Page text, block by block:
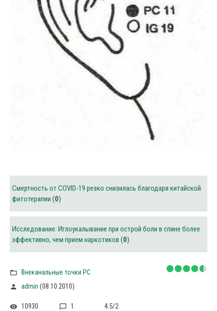
Смертность от COVID-19 резко снизилась благодаря китайской
фитотерапии (0)
Исследование: Иглоукалывание при острой боли в спине более
эффективно, чем прием наркотиков (0)
Внеканальные точки PC
admin (08.10.2010)
10930 1 4.5/2